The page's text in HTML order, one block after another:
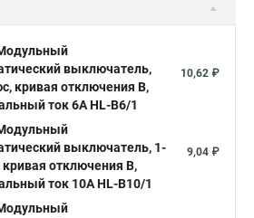
выключатель,
кривая отключения B,
ток 6А HL-B6/1
10,62 ₽
выключатель, 1-
отключения B,
ток 10А HL-B10/1
9,04 ₽